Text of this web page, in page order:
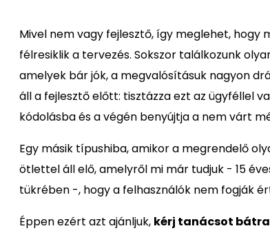
Mivel nem vagy fejlesztő, így meglehet, hogy
félresiklik a tervezés. Sokszor találkozunk
amelyek bár jók, a megvalósításuk nagyon
áll a fejlesztő előtt: tisztázza ezt az ügyféllel
kódolásba és a végén benyújtja a nem várt
Egy másik típushiba, amikor a megrendelő
ötlettel áll elő, amelyről mi már tudjuk - 15
tükrében -, hogy a felhasználók nem fogják
Éppen ezért azt ajánljuk, kérj tanácsot